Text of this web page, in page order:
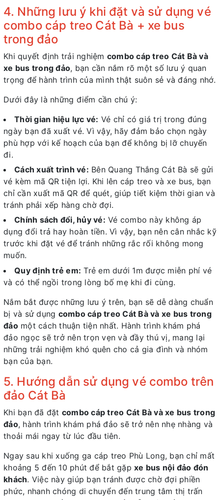
4. Những lưu ý khi đặt và sử dụng vé
combo cáp treo Cát Bà + xe bus
trong đảo
Khi quyết định trải nghiệm combo cáp treo Cát Bà và
xe bus trong đảo, bạn cần nắm rõ một số lưu ý quan
trọng để hành trình của mình thật suôn sẻ và đáng nhớ.
Dưới đây là những điểm cần chú ý:
Thời gian hiệu lực vé: Vé chỉ có giá trị trong đúng
ngày bạn đã xuất vé. Vì vậy, hãy đảm bảo chọn ngày
phù hợp với kế hoạch của bạn để không bị lỡ chuyến
đi.
Cách xuất trình vé: Bên Quang Thắng Cát Bà sẽ gửi
vé kèm mã QR tiện lợi. Khi lên cáp treo và xe bus, bạn
chỉ cần xuất mã QR để quét, giúp tiết kiệm thời gian và
tránh phải xếp hàng chờ đợi.
Chính sách đổi, hủy vé: Vé combo này không áp
dụng đổi trả hay hoàn tiền. Vì vậy, bạn nên cân nhắc kỹ
trước khi đặt vé để tránh những rắc rối không mong
muốn.
Quy định trẻ em: Trẻ em dưới 1m được miễn phí vé
và có thể ngồi trong lòng bố mẹ khi đi cùng.
Nắm bắt được những lưu ý trên, bạn sẽ dễ dàng chuẩn
bị và sử dụng combo cáp treo Cát Bà và xe bus trong
đảomột cách thuận tiện nhất. Hành trình khám phá
đảo ngọc sẽ trở nên trọn vẹn và đầy thú vị, mang lại
những trải nghiệm khó quên cho cả gia đình và nhóm
bạn của bạn.
5. Hướng dẫn sử dụng vé combo trên
đảo Cát Bà
Khi bạn đã đặt combo cáp treo Cát Bà và xe bus trong
đảo, hành trình khám phá đảo sẽ trở nên nhẹ nhàng và
thoải mái ngay từ lúc đầu tiên.
Ngay sau khi xuống ga cáp treo Phù Long, bạn chỉ mất
khoảng 5 đến 10 phút để bắt gặp xe bus nội đảo đón
khách. Việc này giúp bạn tránh được chờ đợi phiền
phức, nhanh chóng di chuyển đến trung tâm thị trấn